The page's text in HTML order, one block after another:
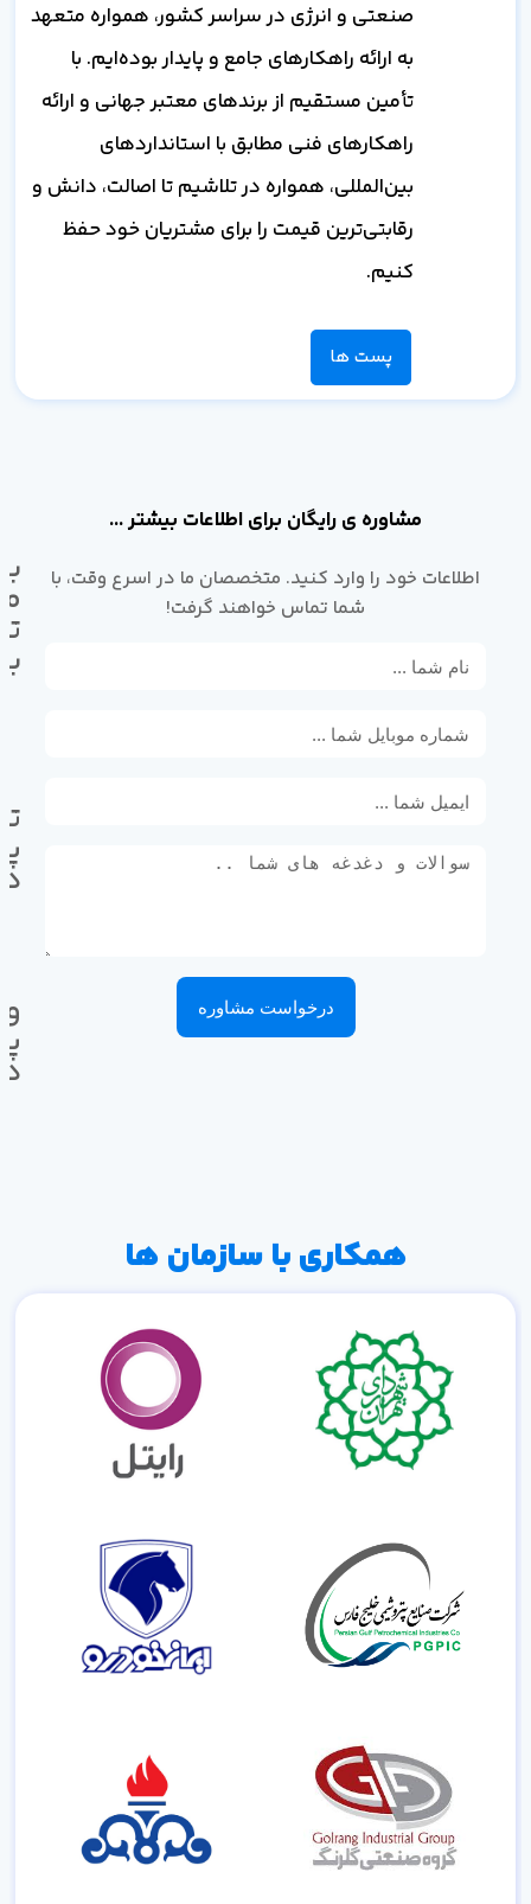
صنعتی و انرژی در سراسر کشور، همواره متعهد
به ارائه راهکارهای جامع و پایدار بوده‌ایم. با
تأمین مستقیم از برندهای معتبر جهانی و ارائه
راهکارهای فنی مطابق با استانداردهای
بین‌المللی، همواره در تلاشیم تا اصالت، دانش و
رقابتی‌ترین قیمت را برای مشتریان خود حفظ
کنیم.
پست ها
مشاوره ی رایگان برای اطلاعات بیشتر ...
اطلاعات خود را وارد کنید. متخصصان ما در اسرع وقت، با
شما تماس خواهند گرفت!
درخواست مشاوره
با
همکاری با سازمان ها